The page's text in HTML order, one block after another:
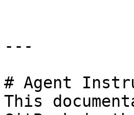
---
# Agent
This